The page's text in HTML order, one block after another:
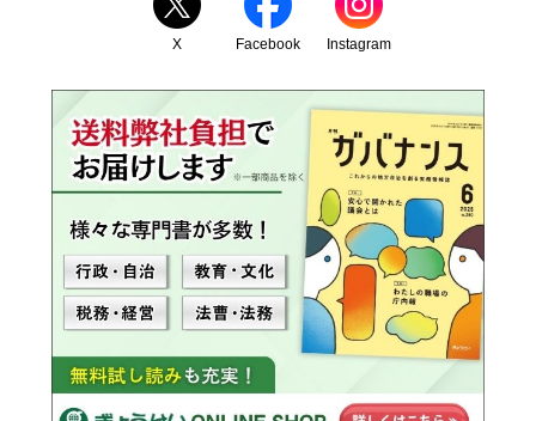
X Facebook Instagram